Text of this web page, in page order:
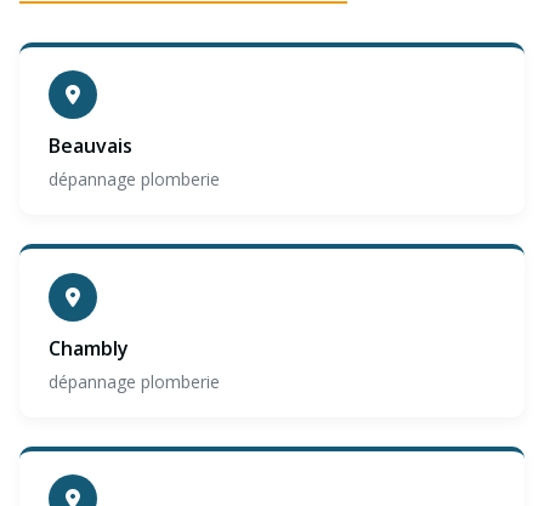
Beauvais
dépannage plomberie
Chambly
dépannage plomberie